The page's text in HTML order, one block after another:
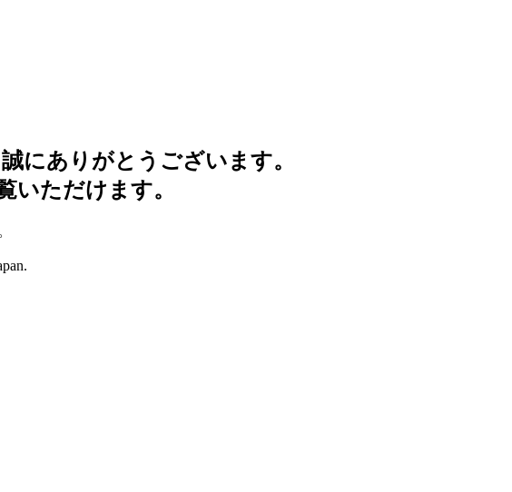
にありがとうございます。
いただけます。